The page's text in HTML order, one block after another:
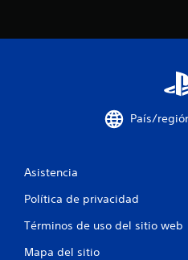
País/
Asistencia
Política de privacidad
Términos de uso del sitio web
Mapa del sitio